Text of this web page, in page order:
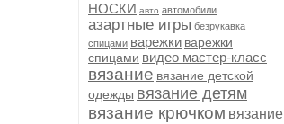
НОСКИ авто автомобили
азартные игры безрукавка
спицами варежки варежки
спицами видео мастер-класс
вязание вязание детской
одежды вязание детям
вязание крючком вязание